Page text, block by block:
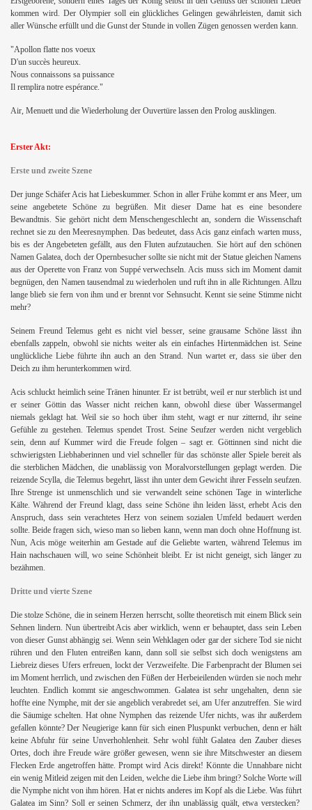
kommen wird. Der Olympier soll ein glückliches Gelingen gewährleisten, damit sich
aller Wünsche erfüllt und die Gunst der Stunde in vollen Zügen genossen werden kann.
"Apollon flatte nos voeux
D'un succès heureux.
Nous connaissons sa puissance
Il remplira notre espérance."
Air, Menuett und die Wiederholung der Ouvertüre lassen den Prolog ausklingen.
Erster Akt:
Erste und zweite Szene
Der junge Schäfer Acis hat Liebeskummer. Schon in aller Frühe kommt er ans Meer, um
seine angebetete Schöne zu begrüßen. Mit dieser Dame hat es eine besondere
Bewandtnis. Sie gehört nicht dem Menschengeschlecht an, sondern die Wissenschaft
rechnet sie zu den Meeresnymphen. Das bedeutet, dass Acis ganz einfach warten muss,
bis es der Angebeteten gefällt, aus den Fluten aufzutauchen. Sie hört auf den schönen
Namen Galatea, doch der Opernbesucher sollte sie nicht mit der Statue gleichen Namens
aus der Operette von Franz von Suppé verwechseln. Acis muss sich im Moment damit
begnügen, den Namen tausendmal zu wiederholen und ruft ihn in alle Richtungen. Allzu
lange blieb sie fern von ihm und er brennt vor Sehnsucht. Kennt sie seine Stimme nicht
mehr?
Seinem Freund Telemus geht es nicht viel besser, seine grausame Schöne lässt ihn
ebenfalls zappeln, obwohl sie nichts weiter als ein einfaches Hirtenmädchen ist. Seine
unglückliche Liebe führte ihn auch an den Strand. Nun wartet er, dass sie über den
Deich zu ihm herunterkommen wird.
Acis schluckt heimlich seine Tränen hinunter. Er ist betrübt, weil er nur sterblich ist und
er seiner Göttin das Wasser nicht reichen kann, obwohl diese über Wassermangel
niemals geklagt hat. Weil sie so hoch über ihm steht, wagt er nur zitternd, ihr seine
Gefühle zu gestehen. Telemus spendet Trost. Seine Seufzer werden nicht vergeblich
sein, denn auf Kummer wird die Freude folgen – sagt er. Göttinnen sind nicht die
schwierigsten Liebhaberinnen und viel schneller für das schönste aller Spiele bereit als
die sterblichen Mädchen, die unablässig von Moralvorstellungen geplagt werden. Die
reizende Scylla, die Telemus begehrt, lässt ihn unter dem Gewicht ihrer Fesseln seufzen.
Ihre Strenge ist unmenschlich und sie verwandelt seine schönen Tage in winterliche
Kälte. Während der Freund klagt, dass seine Schöne ihn leiden lässt, erhebt Acis den
Anspruch, dass sein verachtetes Herz von seinem sozialen Umfeld bedauert werden
sollte. Beide fragen sich, wieso man so lieben kann, wenn man doch ohne Hoffnung ist.
Nun, Acis möge weiterhin am Gestade auf die Geliebte warten, während Telemus im
Hain nachschauen will, wo seine Schönheit bleibt. Er ist nicht geneigt, sich länger zu
bezähmen.
Dritte und vierte Szene
Die stolze Schöne, die in seinem Herzen herrscht, sollte theoretisch mit einem Blick sein
Sehnen lindern. Nun übertreibt Acis aber wirklich, wenn er behauptet, dass sein Leben
von dieser Gunst abhängig sei. Wenn sein Wehklagen oder gar der sichere Tod sie nicht
rühren und den Fluten entreißen kann, dann soll sie selbst sich doch wenigstens am
Liebreiz dieses Ufers erfreuen, lockt der Verzweifelte. Die Farbenpracht der Blumen sei
im Moment herrlich, und zwischen den Füßen der Herbeieilenden würden sie noch mehr
leuchten. Endlich kommt sie angeschwommen. Galatea ist sehr ungehalten, denn sie
hoffte eine Nymphe, mit der sie angeblich verabredet sei, am Ufer anzutreffen. Sie wird
die Säumige schelten. Hat ohne Nymphen das reizende Ufer nichts, was ihr außerdem
gefallen könnte? Der Neugierige kann für sich einen Pluspunkt verbuchen, denn er hält
keine Abfuhr für seine Unverhohlenheit. Sehr wohl fühlt Galatea den Zauber dieses
Ortes, doch ihre Freude wäre größer gewesen, wenn sie ihre Mitschwester an diesem
Flecken Erde angetroffen hätte. Prompt wird Acis direkt! Könnte die Unnahbare nicht
ein wenig Mitleid zeigen mit den Leiden, welche die Liebe ihm bringt? Solche Worte will
die Nymphe nicht von ihm hören. Hat er nichts anderes im Kopf als die Liebe. Was führt
Galatea im Sinn? Soll er seinen Schmerz, der ihn unablässig quält, etwa verstecken?